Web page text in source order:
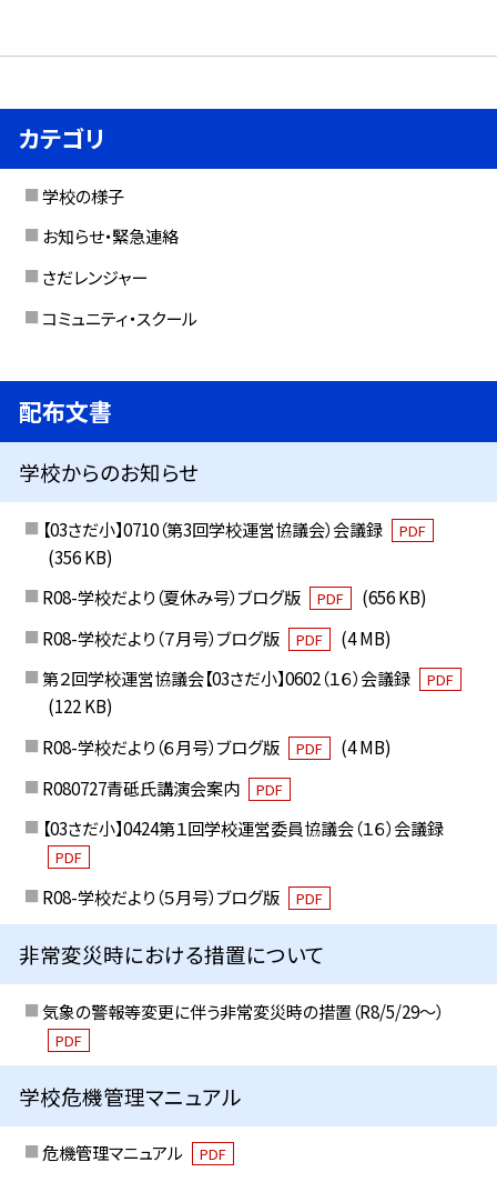
カテゴリ
学校の様子
お知らせ・緊急連絡
さだレンジャー
コミュニティ・スクール
配布文書
学校からのお知らせ
【03さだ小】0710（第3回学校運営協議会）会議録 PDF
(356 KB)
R08-学校だより（夏休み号）ブログ版
PDF
(656 KB)
R08-学校だより（７月号）ブログ版
PDF
(4 MB)
第２回学校運営協議会【03さだ小】0602（１６）会議録
PDF
(122 KB)
R08-学校だより（６月号）ブログ版
PDF
(4 MB)
R080727青砥氏講演会案内
PDF
【03さだ小】0424第１回学校運営委員協議会（１６）会議録
PDF
R08-学校だより（５月号）ブログ版 PDF
非常変災時における措置について
気象の警報等変更に伴う非常変災時の措置（R8/5/29〜）
PDF
学校危機管理マニュアル
危機管理マニュアル PDF